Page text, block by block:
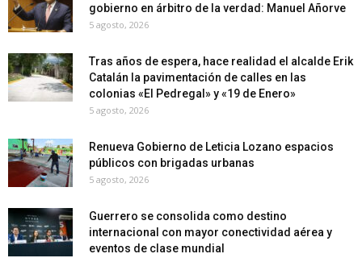
gobierno en árbitro de la verdad: Manuel Añorve
5 agosto, 2026
Tras años de espera, hace realidad el alcalde Erik
Catalán la pavimentación de calles en las
colonias «El Pedregal» y «19 de Enero»
5 agosto, 2026
Renueva Gobierno de Leticia Lozano espacios
públicos con brigadas urbanas
5 agosto, 2026
Guerrero se consolida como destino
internacional con mayor conectividad aérea y
eventos de clase mundial